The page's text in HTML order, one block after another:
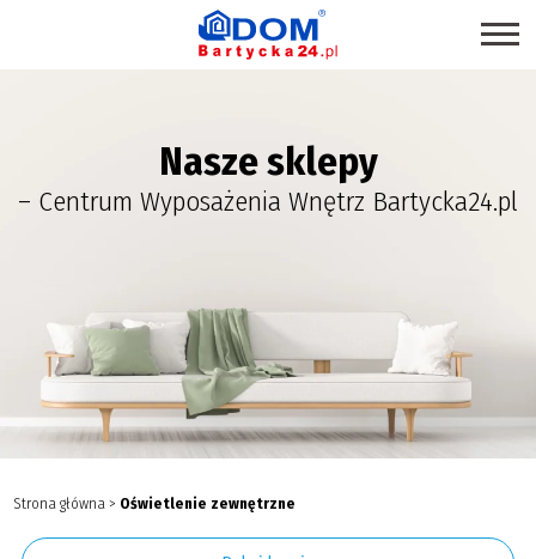
SKLEPY
PROMOCJE
BRANŻE
MAPA CENTRUM
BLOG EKSPERCKI
PAWILONY DO WYNAJĘCIA
Nasze sklepy
– Centrum Wyposażenia Wnętrz Bartycka24.pl
Strona główna> Oświetlenie zewnętrzne